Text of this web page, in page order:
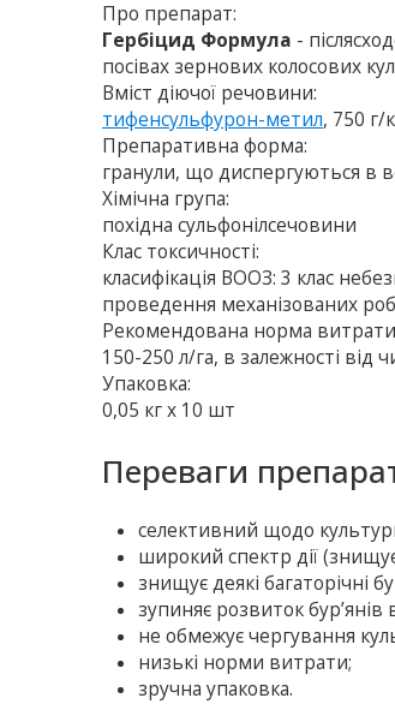
Про препарат:
Гербіцид Формула -
посівах зернових колосових
Вміст діючої речовини:
тифенсульфурон-метил, 750 г/
Препаративна форма:
гранули, що диспергуються в
Хімічна група:
похідна сульфонілсечовини
Клас токсичності:
класифікація ВООЗ: 3 клас
проведення механізованих
Рекомендована норма
150-250 л/га, в залежності від
Упаковка:
0,05 кг х 10 шт
Переваги
cелективний щодо
широкий спектр дії
знищує деякі багаторічні
зупиняє розвиток бур’янів
не обмежує чергування
низькі норми витрати;
зручна упаковка.